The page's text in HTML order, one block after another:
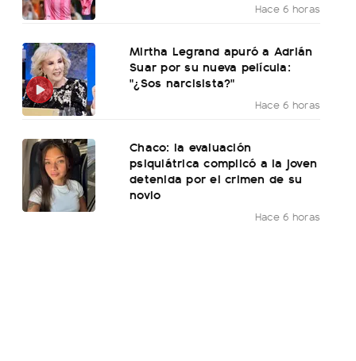
Hace 6 horas
Mirtha Legrand apuró a Adrián
Suar por su nueva película:
"¿Sos narcisista?"
Hace 6 horas
Chaco: la evaluación
psiquiátrica complicó a la joven
detenida por el crimen de su
novio
Hace 6 horas